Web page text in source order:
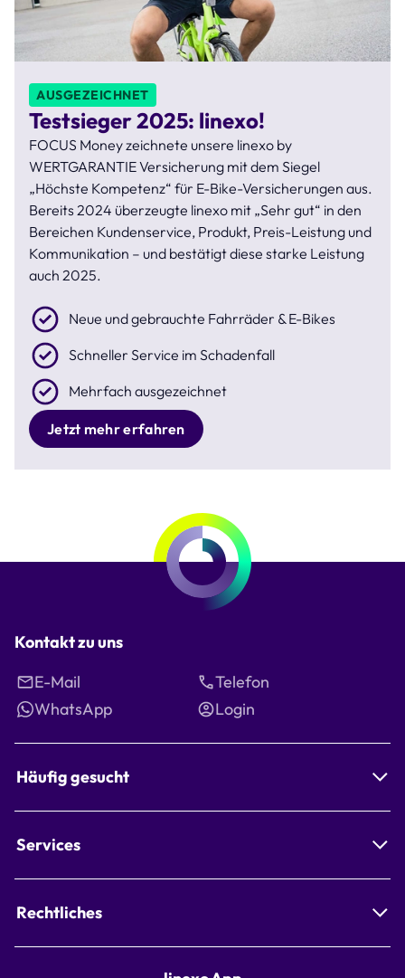
AUSGEZEICHNET
Testsieger 2025: linexo!
FOCUS Money zeichnete unsere linexo by
WERTGARANTIE Versicherung mit dem Siegel
„Höchste Kompetenz“ für E-Bike-Versicherungen aus.
Bereits 2024 überzeugte linexo mit „Sehr gut“ in den
Bereichen Kundenservice, Produkt, Preis-Leistung und
Kommunikation – und bestätigt diese starke Leistung
auch 2025.
Neue und gebrauchte Fahrräder & E-Bikes
Schneller Service im Schadenfall
Mehrfach ausgezeichnet
Jetzt mehr erfahren
Kontakt zu uns
E-Mail
Telefon
WhatsApp
Login
Häufig gesucht
Services
Rechtliches